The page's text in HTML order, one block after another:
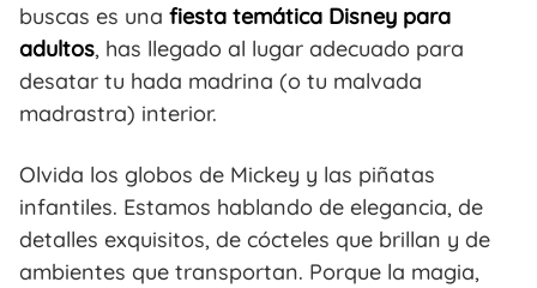
buscas es una fiesta temática Disney para
adultos, has llegado al lugar adecuado para
desatar tu hada madrina (o tu malvada
madrastra) interior.
Olvida los globos de Mickey y las piñatas
infantiles. Estamos hablando de elegancia, de
detalles exquisitos, de cócteles que brillan y de
ambientes que transportan. Porque la magia,